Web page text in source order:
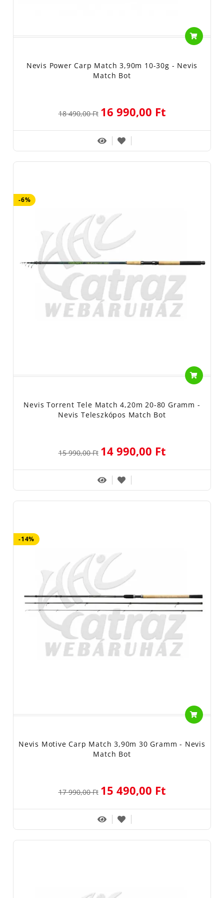
Nevis Power Carp Match 3,90m 10-30g - Nevis
Match Bot
18 490,00 Ft 16 990,00 Ft
-6%
Nevis Torrent Tele Match 4,20m 20-80 Gramm -
Nevis Teleszkópos Match Bot
15 990,00 Ft 14 990,00 Ft
-14%
Nevis Motive Carp Match 3,90m 30 Gramm - Nevis
Match Bot
17 990,00 Ft 15 490,00 Ft